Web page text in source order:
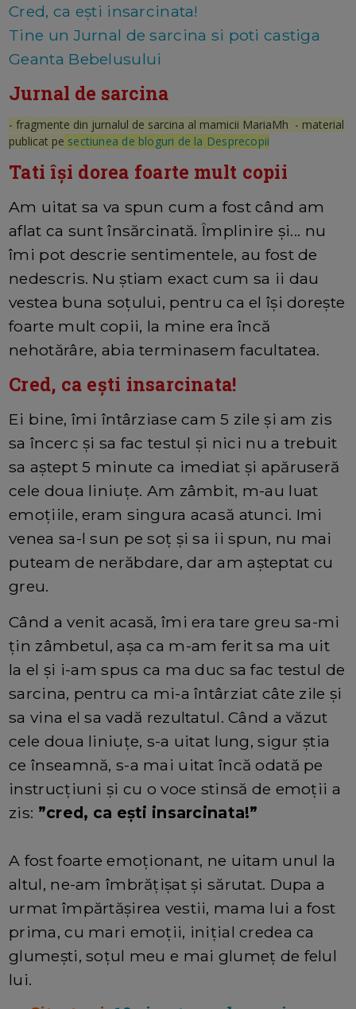
Cred, ca ești insarcinata!
Tine un Jurnal de sarcina si poti castiga
Geanta Bebelusului
Jurnal de sarcina
- fragmente din jurnalul de sarcina al mamicii MariaMh - material
publicat pe sectiunea de bloguri de la Desprecopii
Tati își dorea foarte mult copii
Am uitat sa va spun cum a fost când am
aflat ca sunt însărcinată. Împlinire și... nu
îmi pot descrie sentimentele, au fost de
nedescris. Nu știam exact cum sa ii dau
vestea buna soțului, pentru ca el își dorește
foarte mult copii, la mine era încă
nehotărâre, abia terminasem facultatea.
Cred, ca ești insarcinata!
Ei bine, îmi întârziase cam 5 zile și am zis
sa încerc și sa fac testul și nici nu a trebuit
sa aștept 5 minute ca imediat și apăruseră
cele doua liniuțe. Am zâmbit, m-au luat
emoțiile, eram singura acasă atunci. Imi
venea sa-l sun pe soț și sa ii spun, nu mai
puteam de nerăbdare, dar am așteptat cu
greu.
Când a venit acasă, îmi era tare greu sa-mi
țin zâmbetul, așa ca m-am ferit sa ma uit
la el și i-am spus ca ma duc sa fac testul de
sarcina, pentru ca mi-a întârziat câte zile și
sa vina el sa vadă rezultatul. Când a văzut
cele doua liniuțe, s-a uitat lung, sigur știa
ce înseamnă, s-a mai uitat încă odată pe
instrucțiuni și cu o voce stinsă de emoții a
zis: ”cred, ca ești insarcinata!”
A fost foarte emoționant, ne uitam unul la
altul, ne-am îmbrățișat și sărutat. Dupa a
urmat împărtășirea vestii, mama lui a fost
prima, cu mari emoții, inițial credea ca
glumești, soțul meu e mai glumeț de felul
lui.